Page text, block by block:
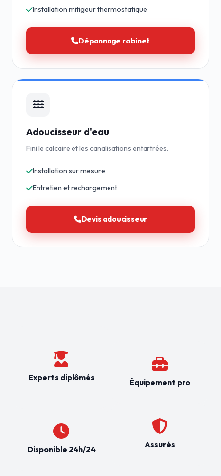
Installation mitigeur thermostatique
Dépannage robinet
Adoucisseur d'eau
Fini le calcaire et les canalisations entartrées.
Installation sur mesure
Entretien et rechargement
Devis adoucisseur
Experts diplômés
Disponible 24h/24
Équipement pro
Assurés